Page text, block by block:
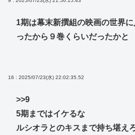
1期は幕末新撰組の映画の世界
ったから９巻くらいだったかと
16 : 2025/07/23(水) 22:02:35.52
>>9
5期まではイケるな
ルシオラとのキスまで持ち堪え